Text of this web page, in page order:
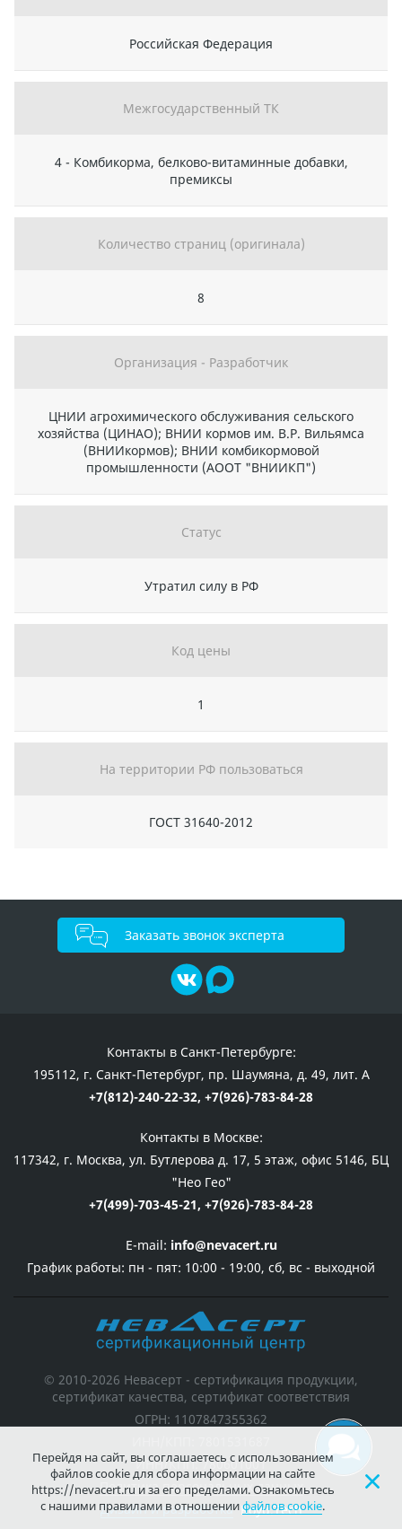
Российская Федерация
Межгосударственный ТК
4 - Комбикорма, белково-витаминные добавки,
премиксы
Количество страниц (оригинала)
8
Организация - Разработчик
ЦНИИ агрохимического обслуживания сельского
хозяйства (ЦИНАО); ВНИИ кормов им. В.Р. Вильямса
(ВНИИкормов); ВНИИ комбикормовой
промышленности (АООТ "ВНИИКП")
Статус
Утратил силу в РФ
Код цены
1
На территории РФ пользоваться
ГОСТ 31640-2012
Заказать звонок эксперта
Контакты в Санкт-Петербурге:
195112, г. Санкт-Петербург, пр. Шаумяна, д. 49, лит. А
+7(812)-240-22-32, +7(926)-783-84-28
Контакты в Москве:
117342, г. Москва, ул. Бутлерова д. 17, 5 этаж, офис 5146, БЦ
"Нео Гео"
+7(499)-703-45-21, +7(926)-783-84-28
E-mail: info@nevacert.ru
График работы: пн - пят: 10:00 - 19:00, сб, вс - выходной
© 2010-2026 Невасерт - сертификация продукции,
сертификат качества, сертификат соответствия
ОГРН: 1107847355362
ИНН/КПП: 780601001
Политика персональных данных
Дизайн и разработка Koyu.Tech
Перейдя на сайт, вы соглашаетесь с использованием
файлов cookie для сбора информации на сайте
https://nevacert.ru и за его пределами. Ознакомьтесь
с нашими правилами в отношениифайлов cookie.